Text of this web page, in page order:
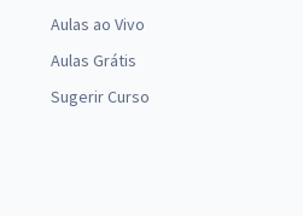
Aulas ao Vivo
Aulas Grátis
Sugerir Curso